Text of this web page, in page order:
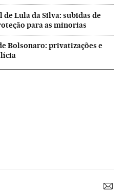
Lula da Silva: subidas de
para as minorias
Bolsonaro: privatizações e